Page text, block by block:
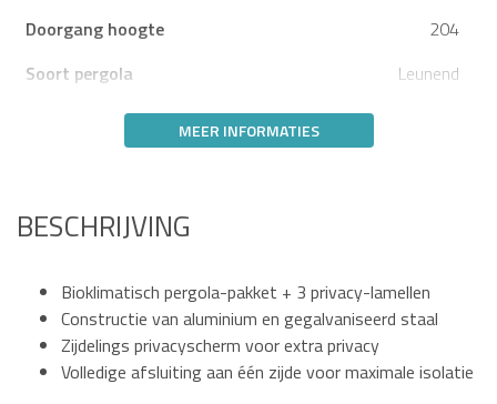
Doorgang hoogte
204
Soort pergola
Leunend
MEER INFORMATIES
BESCHRIJVING
Bioklimatisch pergola-pakket + 3 privacy-lamellen
Constructie van aluminium en gegalvaniseerd staal
Zijdelings privacyscherm voor extra privacy
Volledige afsluiting aan één zijde voor maximale isolatie